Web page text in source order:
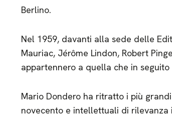
Berlino.
Nel 1959, davanti alla sede delle
Mauriac, Jérôme Lindon, Robert
appartennero a quella che in
Mario Dondero ha ritratto i più
novecento e intellettuali di rilevanza